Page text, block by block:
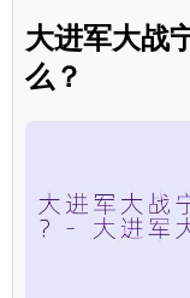
大进军大战
么？